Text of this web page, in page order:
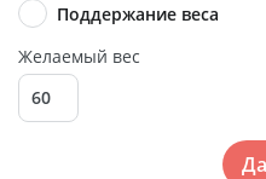
Поддержание веса
Желаемый вес